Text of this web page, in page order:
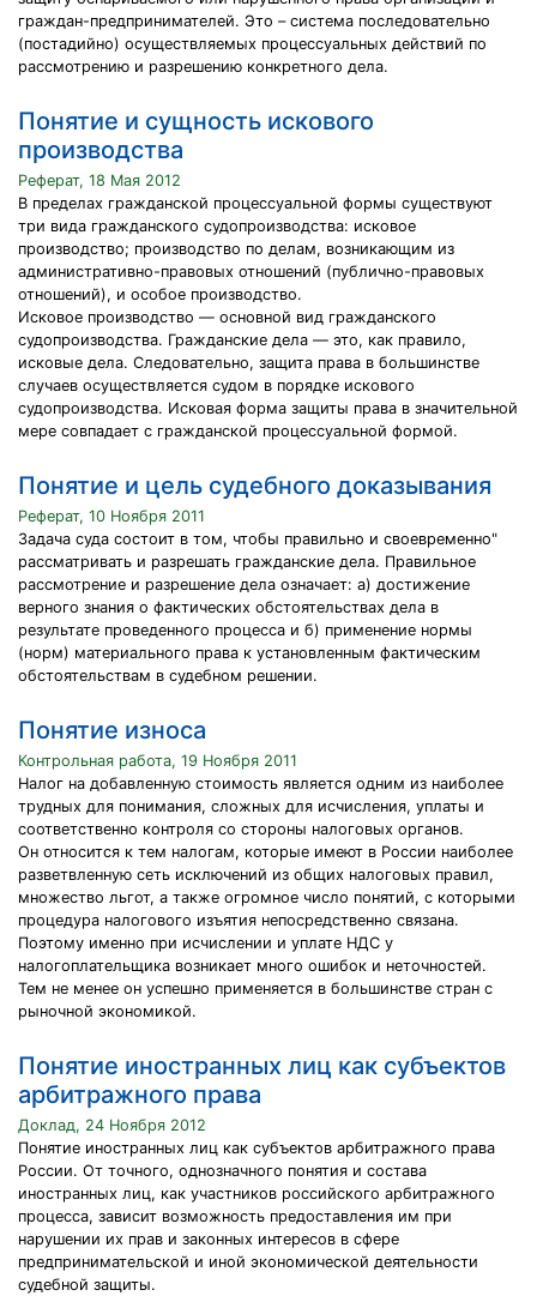
граждан-предпринимателей. Это – система последовательно
(постадийно) осуществляемых процессуальных действий по
рассмотрению и разрешению конкретного дела.
Понятие и сущность искового
производства
Реферат, 18 Мая 2012
В пределах гражданской процессуальной формы существуют
три вида гражданского судопроизводства: исковое
производство; производство по делам, возникающим из
административно-правовых отношений (публично-правовых
отношений), и особое производство.
Исковое производство — основной вид гражданского
судопроизводства. Гражданские дела — это, как правило,
исковые дела. Следовательно, защита права в большинстве
случаев осуществляется судом в порядке искового
судопроизводства. Исковая форма защиты права в значительной
мере совпадает с гражданской процессуальной формой.
Понятие и цель судебного доказывания
Реферат, 10 Ноября 2011
Задача суда состоит в том, чтобы правильно и своевременно"
рассматривать и разрешать гражданские дела. Правильное
рассмотрение и разрешение дела означает: а) достижение
верного знания о фактических обстоятельствах дела в
результате проведенного процесса и б) применение нормы
(норм) материального права к установленным фактическим
обстоятельствам в судебном решении.
Понятие износа
Контрольная работа, 19 Ноября 2011
Налог на добавленную стоимость является одним из наиболее
трудных для понимания, сложных для исчисления, уплаты и
соответственно контроля со стороны налоговых органов.
Он относится к тем налогам, которые имеют в России наиболее
разветвленную сеть исключений из общих налоговых правил,
множество льгот, а также огромное число понятий, с которыми
процедура налогового изъятия непосредственно связана.
Поэтому именно при исчислении и уплате НДС у
налогоплательщика возникает много ошибок и неточностей.
Тем не менее он успешно применяется в большинстве стран с
рыночной экономикой.
Понятие иностранных лиц как субъектов
арбитражного права
Доклад, 24 Ноября 2012
Понятие иностранных лиц как субъектов арбитражного права
России. От точного, однозначного понятия и состава
иностранных лиц, как участников российского арбитражного
процесса, зависит возможность предоставления им при
нарушении их прав и законных интересов в сфере
предпринимательской и иной экономической деятельности
судебной защиты.